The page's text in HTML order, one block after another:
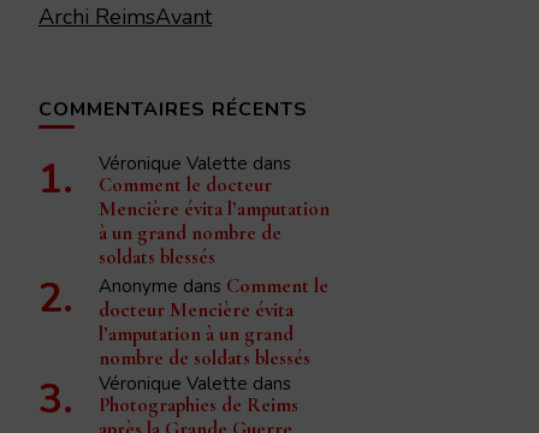
Archi ReimsAvant
COMMENTAIRES RÉCENTS
Véronique Valette dans
Comment le docteur
Mencière évita l’amputation
à un grand nombre de
soldats blessés
Anonyme dans Comment le
docteur Mencière évita
l’amputation à un grand
nombre de soldats blessés
Véronique Valette dans
Photographies de Reims